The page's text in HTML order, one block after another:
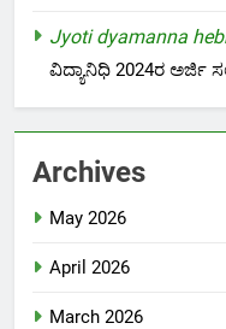
Jyoti dyamanna
ವಿದ್ಯಾನಿಧಿ 2024ರ ಅರ್ಜಿ
Archives
May 2026
April 2026
March 2026